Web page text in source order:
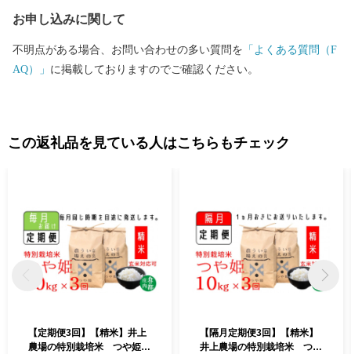
お申し込みに関して
不明点がある場合、お問い合わせの多い質問を 「よくある質問（F
AQ）」 に掲載しておりますのでご確認ください。
この返礼品を見ている人はこちらもチェック
【定期便3回】【精米】井上
農場の特別栽培米 つや姫1
【隔月定期便3回】【精米】
井上農場の特別栽培米 つや